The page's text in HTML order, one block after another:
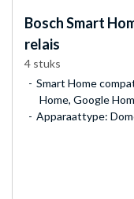
BoschSmart
relais
4 stuks
Smart Home
Home, Google
Apparaattype: